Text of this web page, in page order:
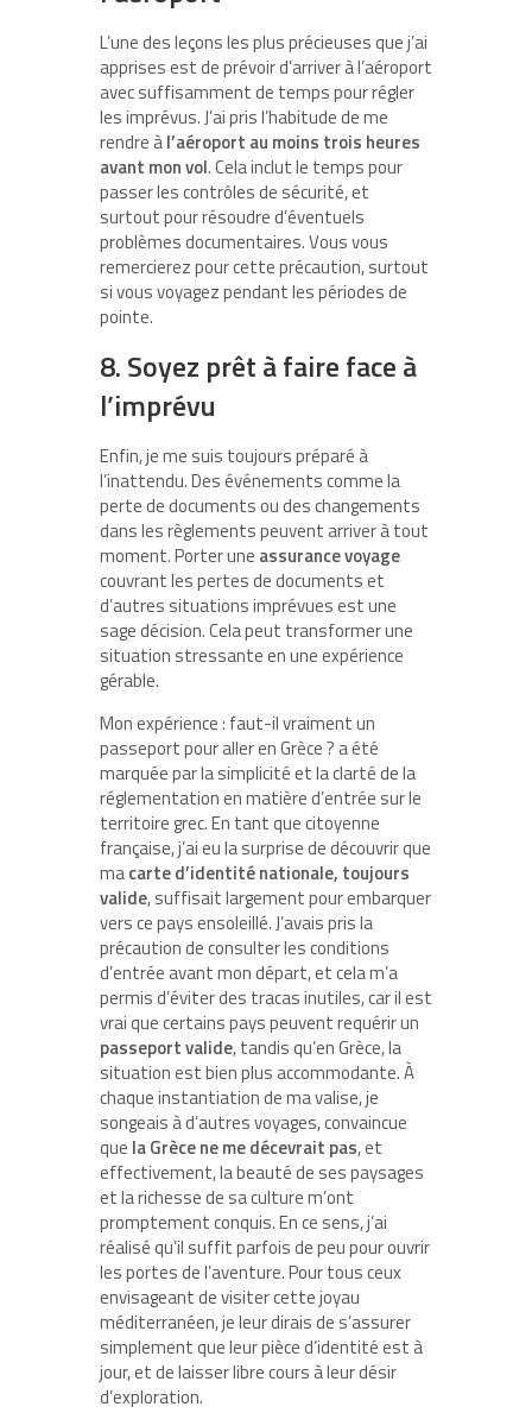
L’une des leçons les plus précieuses que j’ai
apprises est de prévoir d’arriver à l’aéroport
avec suffisamment de temps pour régler
les imprévus. J’ai pris l’habitude de me
rendre àl’aéroport au moins trois heures
avant mon vol. Cela inclut le temps pour
passer les contrôles de sécurité, et
surtout pour résoudre d’éventuels
problèmes documentaires. Vous vous
remercierez pour cette précaution, surtout
si vous voyagez pendant les périodes de
pointe.
8. Soyez prêt à faire face à
l’imprévu
Enfin, je me suis toujours préparé à
l’inattendu. Des événements comme la
perte de documents ou des changements
dans les règlements peuvent arriver à tout
moment. Porter une assurance voyage
couvrant les pertes de documents et
d’autres situations imprévues est une
sage décision. Cela peut transformer une
situation stressante en une expérience
gérable.
Mon expérience : faut-il vraiment un
passeport pour aller en Grèce ? a été
marquée par la simplicité et la clarté de la
réglementation en matière d’entrée sur le
territoire grec. En tant que citoyenne
française, j’ai eu la surprise de découvrir que
macarte d’identité nationale, toujours
valide, suffisait largement pour embarquer
vers ce pays ensoleillé. J’avais pris la
précaution de consulter les conditions
d’entrée avant mon départ, et cela m’a
permis d’éviter des tracas inutiles, car il est
vrai que certains pays peuvent requérir un
passeport valide, tandis qu’en Grèce, la
situation est bien plus accommodante. À
chaque instantiation de ma valise, je
songeais à d’autres voyages, convaincue
que la Grèce ne me décevrait pas, et
effectivement, la beauté de ses paysages
et la richesse de sa culture m’ont
promptement conquis. En ce sens, j’ai
réalisé qu’il suffit parfois de peu pour ouvrir
les portes de l’aventure. Pour tous ceux
envisageant de visiter cette joyau
méditerranéen, je leur dirais de s’assurer
simplement que leur pièce d’identité est à
jour, et de laisser libre cours à leur désir
d’exploration.